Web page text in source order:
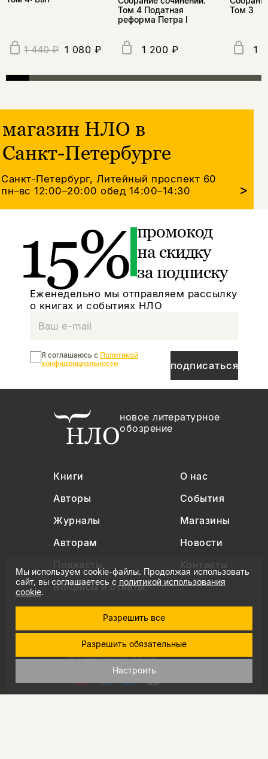
1 440 ₽ 1 080 ₽
Том 4 Податная
реформа Петра I
1 200 ₽
Том 3
1
магазин НЛО в
Санкт-Петербурге
Санкт-Петербург, Литейный проспект 60
пн–вс 12:00–20:00обед 14:00–14:30 >
15% промокод
на скидку
за подписку
Еженедельно мы отправляем рассылку
о книгах и событиях НЛО
подписаться
Я соглашаюсь с Политикой
конфиденциальности
новое литературное
обозрение
Книги
О нас
Авторы
События
Журналы
Магазины
Авторам
Новости
Подкасты
Контакты
Вопросы и ответы
+7 (495) 229-91-03
info@nlobooks.ru
Мы используем cookie-файлы. Продолжая использовать
сайт, вы соглашаетесь с политикой использования
cookie.
Разрешить все
Разрешить обязательные
Настроить